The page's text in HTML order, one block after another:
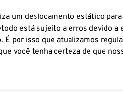
um deslocamento estático
está sujeito a erros devido a
É por isso que atualizamos
você tenha certeza de que